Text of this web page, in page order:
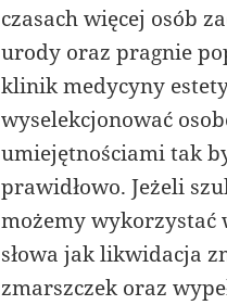
czasach więcej osób
urody oraz pragnie
klinik medycyny
wyselekcjonować
umiejętnościami tak
prawidłowo. Jeżeli
możemy
słowa jak likwidacja
zmarszczek oraz